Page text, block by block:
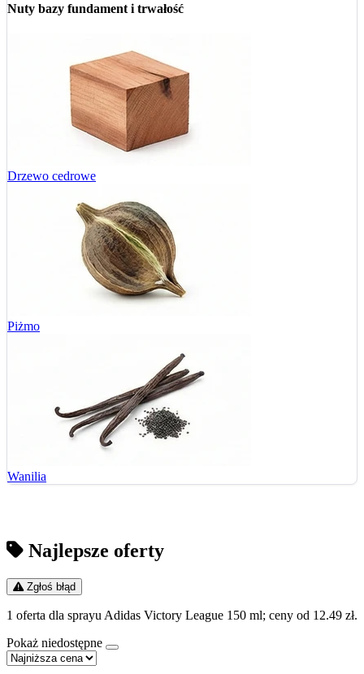
Nuty bazy fundament i trwałość
Drzewo cedrowe
Piżmo
Wanilia
Najlepsze oferty
Zgłoś błąd
1 oferta dla sprayu Adidas Victory League 150 ml; ceny od 12.49 zł.
Pokaż niedostępne